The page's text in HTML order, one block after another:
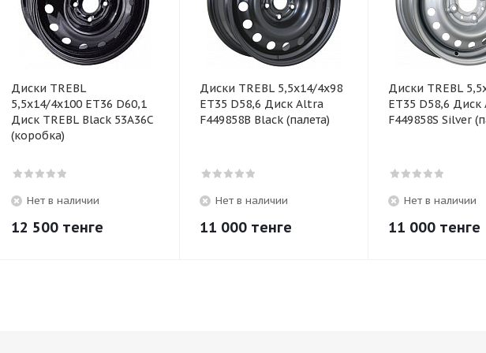
Диски TREBL
5,5х14/4х100 ЕТ36 D60,1
Диск TREBL Black 53A36C
(коробка)
Нет в наличии
12 500 тенге
Диски TREBL 5,5х14/4х98
ЕТ35 D58,6 Диск Altra
F449858B Black (палета)
Нет в наличии
11 000 тенге
Диски TREBL
ЕТ35 D58,6
F449858S Silver
Нет в наличии
11 000 тенге